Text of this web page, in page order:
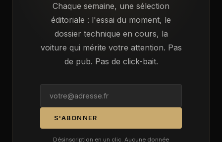
Chaque semaine, une sélection
éditoriale : l'essai du moment, le
dossier technique en cours, la
voiture qui mérite votre attention. Pas
de pub. Pas de click-bait.
S'ABONNER
Désinscription en un clic. Aucune donnée